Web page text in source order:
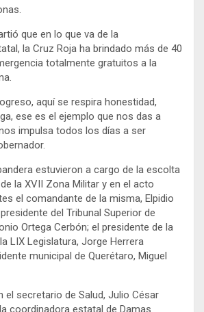
que en lo que va de la
la Cruz Roja ha brindado más de 40
totalmente gratuitos a la
aquí se respira honestidad,
ese es el ejemplo que nos das a
impulsa todos los días a ser
estuvieron a cargo de la escolta
la XVII Zona Militar y en el acto
el comandante de la misma, Elpidio
del Tribunal Superior de
Ortega Cerbón; el presidente de la
LIX Legislatura, Jorge Herrera
municipal de Querétaro, Miguel
el secretario de Salud, Julio César
coordinadora estatal de Damas